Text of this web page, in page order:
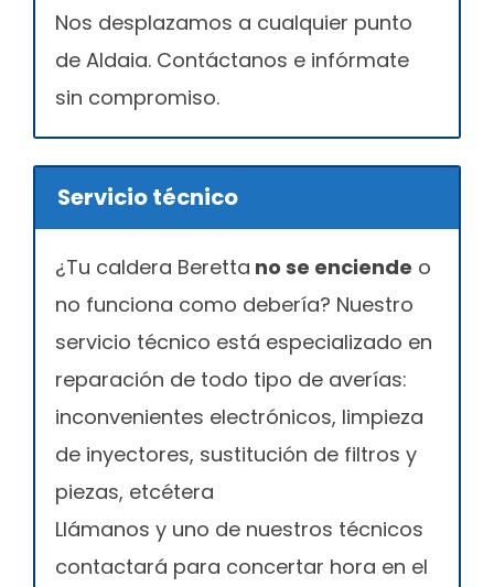
Nos desplazamos a cualquier punto
de Aldaia. Contáctanos e infórmate
sin compromiso.
Servicio técnico
¿Tu caldera Beretta no se enciende o
no funciona como debería? Nuestro
servicio técnico está especializado en
reparación de todo tipo de averías:
inconvenientes electrónicos, limpieza
de inyectores, sustitución de filtros y
piezas, etcétera
Llámanos y uno de nuestros técnicos
contactará para concertar hora en el